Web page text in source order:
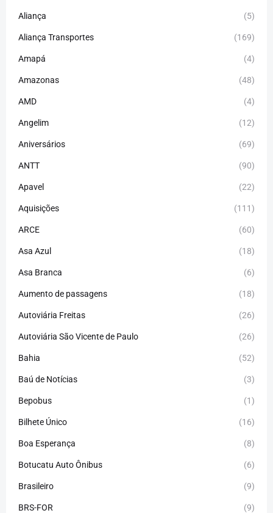
Aliança (5)
Aliança Transportes (169)
Amapá (4)
Amazonas (48)
AMD (4)
Angelim (12)
Aniversários (69)
ANTT (90)
Apavel (22)
Aquisições (111)
ARCE (60)
Asa Azul (18)
Asa Branca (6)
Aumento de passagens (18)
Autoviária Freitas (26)
Autoviária São Vicente de Paulo (26)
Bahia (52)
Baú de Notícias (3)
Bepobus (1)
Bilhete Único (16)
Boa Esperança (8)
Botucatu Auto Ônibus (6)
Brasileiro (9)
BRS-FOR (9)